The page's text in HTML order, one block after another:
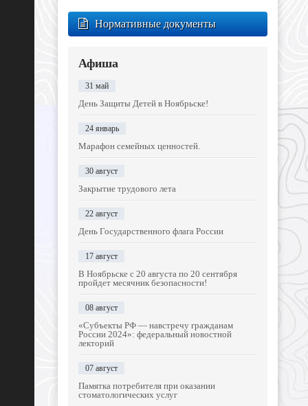
Нормативные документы
Афиша
31 май
День Защиты Детей в Ноябрьске!
24 январь
Марафон семейных ценностей.
30 август
Закрытие трудового лета
22 август
День Государственного флага России
17 август
В Ноябрьске с 20 августа по 20 сентября
пройдет месячник безопасности!
08 август
«Субъекты РФ — навстречу гражданам
России 2024»: федеральный новостной
лекторий
07 август
Памятка потребителя при оказании
стоматологических услуг